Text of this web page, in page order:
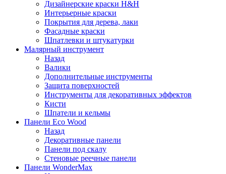
Дизайнерские краски H&H
Интерьерные краски
Покрытия для дерева, лаки
Фасадные краски
Шпатлевки и штукатурки
Малярный инструмент
Назад
Валики
Дополнительные инструменты
Защита поверхностей
Инструменты для декоративных эффектов
Кисти
Шпатели и кельмы
Панели Eco Wood
Назад
Декоративные панели
Панели под скалу
Стеновые реечные панели
Панели WonderMax